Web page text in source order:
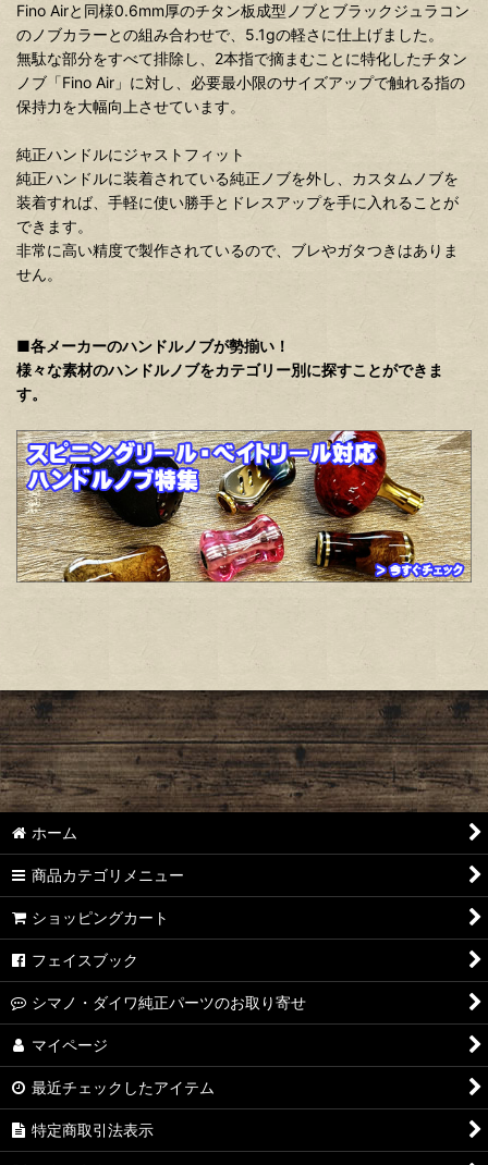
Fino Airと同様0.6mm厚のチタン板成型ノブとブラックジュラコン
のノブカラーとの組み合わせで、5.1gの軽さに仕上げました。
無駄な部分をすべて排除し、2本指で摘まむことに特化したチタン
ノブ「Fino Air」に対し、必要最小限のサイズアップで触れる指の
保持力を大幅向上させています。
純正ハンドルにジャストフィット
純正ハンドルに装着されている純正ノブを外し、カスタムノブを
装着すれば、手軽に使い勝手とドレスアップを手に入れることが
できます。
非常に高い精度で製作されているので、ブレやガタつきはありま
せん。
■各メーカーのハンドルノブが勢揃い！
様々な素材のハンドルノブをカテゴリー別に探すことができま
す。
ホーム
商品カテゴリメニュー
ショッピングカート
フェイスブック
シマノ・ダイワ純正パーツのお取り寄せ
マイページ
最近チェックしたアイテム
特定商取引法表示